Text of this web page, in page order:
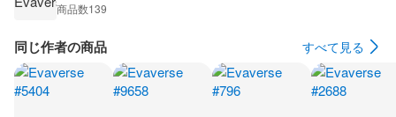
商品数139
同じ作者の商品 すべて見る